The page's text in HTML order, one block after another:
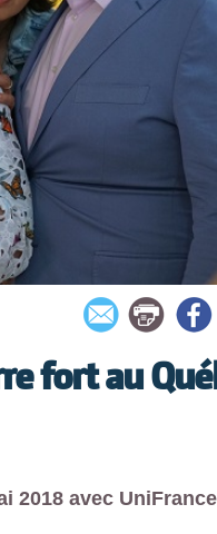
fort au
2018 avec